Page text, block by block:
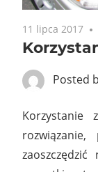
11 lipca 2017
Posted